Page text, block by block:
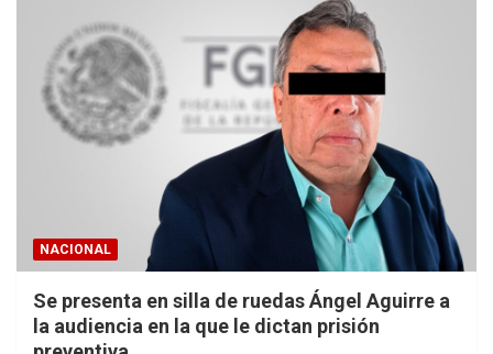
NACIONAL
Se presenta en silla de ruedas Ángel Aguirre a
la audiencia en la que le dictan prisión